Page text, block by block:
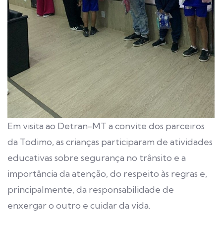
Em visita ao Detran-MT a convite dos parceiros
da Todimo, as crianças participaram de atividades
educativas sobre segurança no trânsito e a
importância da atenção, do respeito às regras e,
principalmente, da responsabilidade de
enxergar o outro e cuidar da vida.